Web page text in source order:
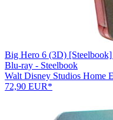
Big Hero 6 (3D)
Blu-ray - Steelbook
Walt Disney Studios Home
72,90 EUR*